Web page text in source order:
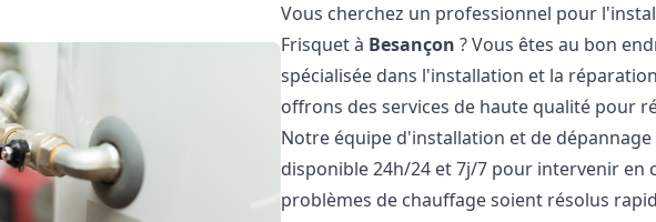
Vous cherchez un professionnel pour
Frisquet à Besançon ? Vous êtes au bon
spécialisée dans l'installation et la
offrons des services de haute qualité pour
Notre équipe d'installation et de
disponible 24h/24 et 7j/7 pour intervenir en
problèmes de chauffage soient résolus